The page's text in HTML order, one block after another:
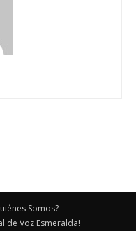
Somos?
de Voz Esmeralda!